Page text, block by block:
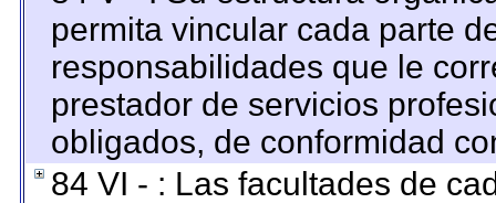
permita vincular cada parte
responsabilidades que le
prestador de servicios
obligados, de conformidad
84 VI - : Las facultades de